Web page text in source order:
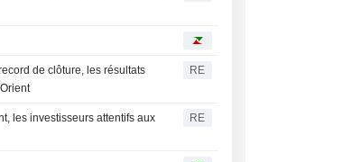
de clôture, les résultats
RE
les investisseurs attentifs aux
RE